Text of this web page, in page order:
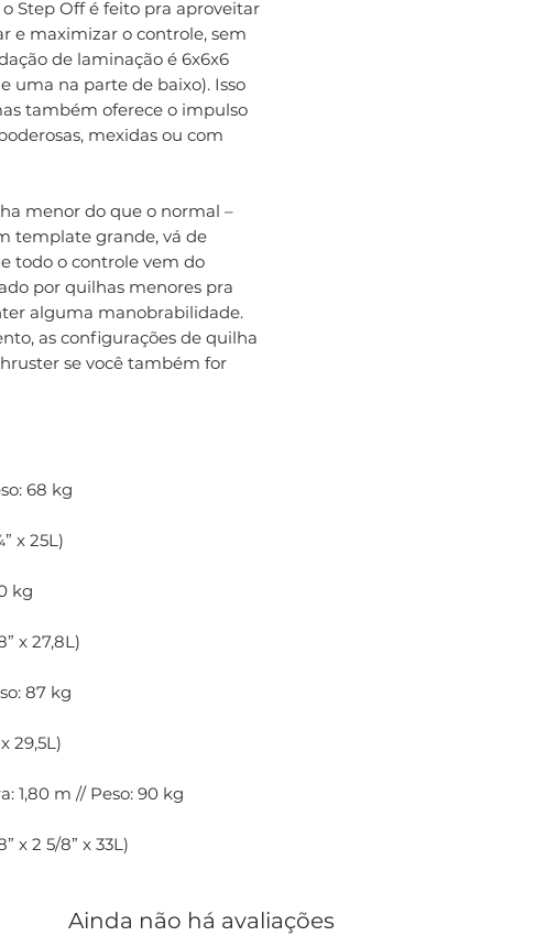
Step Off é feito pra aproveitar
e maximizar o controle, sem
de laminação é 6x6x6
uma na parte de baixo). Isso
também oferece o impulso
mexidas ou com
menor do que o normal –
template grande, vá de
todo o controle vem do
por quilhas menores pra
alguma manobrabilidade.
as configurações de quilha
se você também for
68 kg
x 25L)
kg
x 27,8L)
87 kg
29,5L)
1,80 m // Peso: 90 kg
x 2 5/8” x 33L)
Ainda não há avaliações